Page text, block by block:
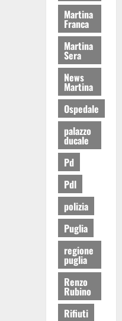
Martina
Franca
Martina
Sera
News
Martina
Ospedale
palazzo
ducale
Pd
Pdl
polizia
Puglia
regione
puglia
Renzo
Rubino
Rifiuti